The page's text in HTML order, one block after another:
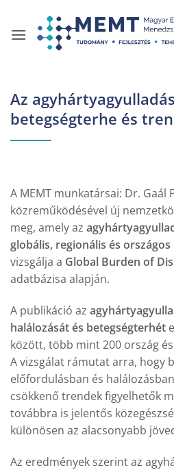
content
Az
betegségterhe és
A MEMT munkatársai: Dr. Gaál
közreműködésével új
meg, amely az
globális, regionális és
vizsgálja a Global Burden of
adatbázisa alapján.
A publikáció az
halálozását és betegségterhét
között, több mint 200 ország
A vizsgálat rámutat arra, hogy
előfordulásban és
csökkenő trendek figyelhetők
továbbra is jelentős
különösen az alacsonyabb
Az eredmények szerint az